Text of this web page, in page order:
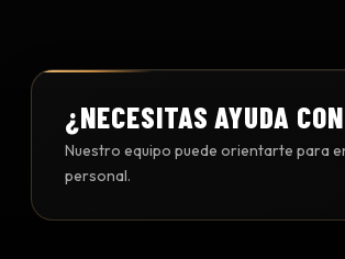
¿NECESITAS AYUDA
Nuestro equipo puede orientarte para
personal.